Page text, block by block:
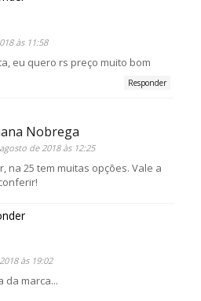
às 11:58
eu quero rs preço muito bom
Responder
Nobrega
de 2018 às 12:25
na 25 tem muitas opções. Vale a
às 19:02
da marca...